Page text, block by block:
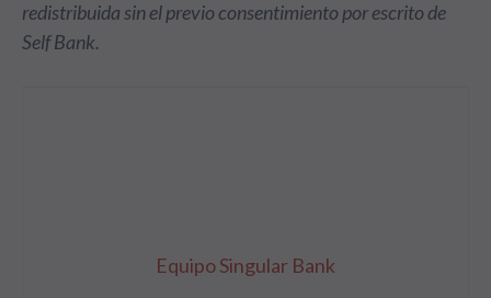
redistribuida sin el previo consentimiento por escrito de
Self Bank.
Equipo Singular Bank